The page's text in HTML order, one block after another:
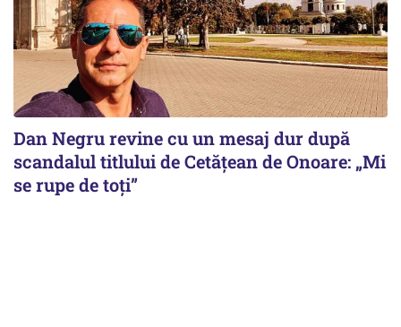
Dan Negru revine cu un mesaj dur după
scandalul titlului de Cetățean de Onoare: „Mi
se rupe de toți”